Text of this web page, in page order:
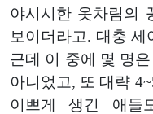
야시시한 옷차림의
보이더라고. 대충
근데 이 중에 몇 명
아니었고, 또 대략
이쁘게 생긴 애들